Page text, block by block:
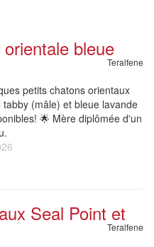
bleue
Teralfene
petits chatons orientaux
(mâle) et bleue lavande
🌟 Mère diplômée d'un
Seal Point et
Teralfene